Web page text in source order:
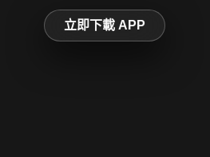
立即下載 APP